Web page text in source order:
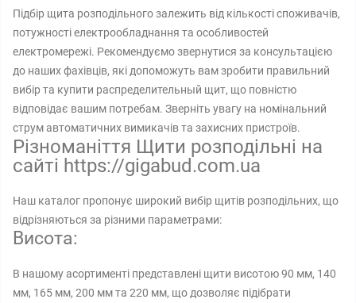
Підбір щита розподільного залежить від кількості споживачів,
потужності електрообладнання та особливостей
електромережі. Рекомендуємо звернутися за консультацією
до наших фахівців, які допоможуть вам зробити правильний
вибір та купити распределительный щит, що повністю
відповідає вашим потребам. Зверніть увагу на номінальний
струм автоматичних вимикачів та захисних пристроїв.
Різноманіття Щити розподільні на
сайті https://gigabud.com.ua
Наш каталог пропонує широкий вибір щитів розподільних, що
відрізняються за різними параметрами:
Висота:
В нашому асортименті представлені щити висотою 90 мм, 140
мм, 165 мм, 200 мм та 220 мм, що дозволяє підібрати